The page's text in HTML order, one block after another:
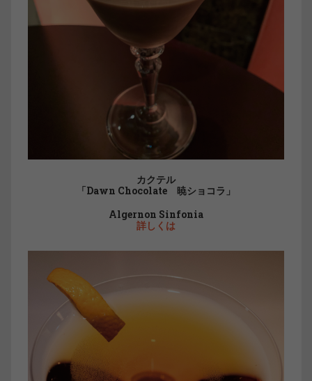
カクテル
「Dawn Chocolate 暁ショコラ」
Algernon Sinfonia
詳しくは